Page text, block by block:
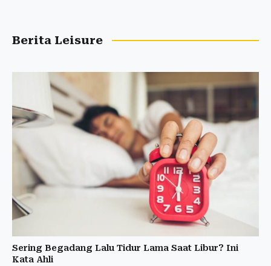
Berita Leisure
Sering Begadang Lalu Tidur Lama Saat Libur? Ini
Kata Ahli